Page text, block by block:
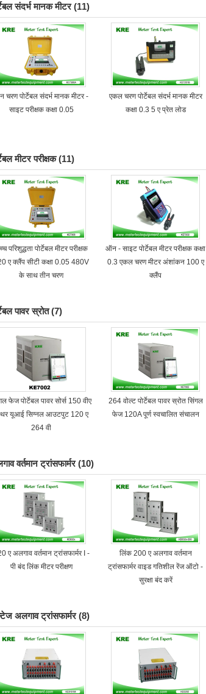
संदर्भ मानक मीटर (11)
चरण पोर्टेबल संदर्भ मानक मीटर -
साइट परीक्षक कक्षा 0.05
एकल चरण पोर्टेबल संदर्भ मानक मीटर
कक्षा 0.3 5 ए प्रेत लोड
मीटर परीक्षक (11)
परिशुद्धता पोर्टेबल मीटर परीक्षक
ए क्लैंप सीटी कक्षा 0.05 480V
के साथ तीन चरण
ऑन - साइट पोर्टेबल मीटर परीक्षक कक्षा
0.3 एकल चरण मीटर अंशांकन 100 ए
क्लैंप
पावर स्रोत (7)
फेज पोर्टेबल पावर सोर्स 150 वीए
यूआई सिग्नल आउटपुट 120 ए
264 वी
264 वोल्ट पोर्टेबल पावर स्रोत सिंगल
फेज 120A पूर्ण स्वचालित संचालन
वर्तमान ट्रांसफार्मर (10)
ए अलगाव वर्तमान ट्रांसफार्मर I -
पी बंद लिंक मीटर परीक्षण
लिंक 200 ए अलगाव वर्तमान
ट्रांसफार्मर वाइड गतिशील रेंज ऑटो -
सुरक्षा बंद करें
अलगाव ट्रांसफार्मर (8)